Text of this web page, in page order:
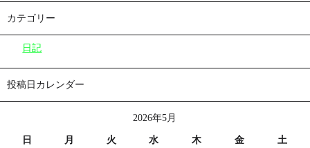
カテゴリー
日記
投稿日カレンダー
2026年5月
日 月 火 水 木 金 土